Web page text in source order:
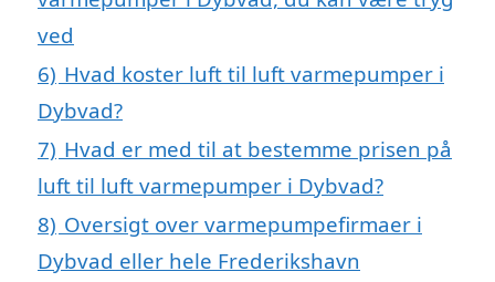
ved
6) Hvad koster luft til luft varmepumper i
Dybvad?
7) Hvad er med til at bestemme prisen på
luft til luft varmepumper i Dybvad?
8) Oversigt over varmepumpefirmaer i
Dybvad eller hele Frederikshavn